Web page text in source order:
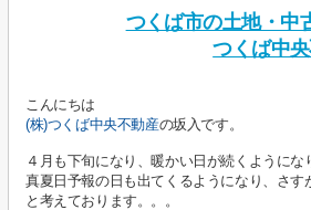
つくば市の土地・中
つくば中
こんにちは
(株)つくば中央不動産の坂入です。
４月も下旬になり、暖かい日が続くようにな
真夏日予報の日も出てくるようになり、さ
と考えております。。。